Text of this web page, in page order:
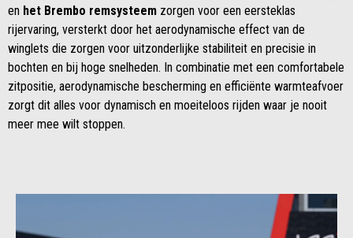
en het Brembo remsysteem zorgen voor een eersteklas
rijervaring, versterkt door het aerodynamische effect van de
winglets die zorgen voor uitzonderlijke stabiliteit en precisie in
bochten en bij hoge snelheden. In combinatie met een comfortabele
zitpositie, aerodynamische bescherming en efficiënte warmteafvoer
zorgt dit alles voor dynamisch en moeiteloos rijden waar je nooit
meer mee wilt stoppen.